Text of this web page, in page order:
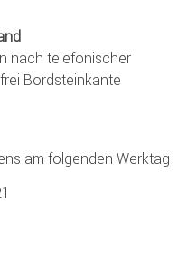
nach telefonischer
Bordsteinkante
am folgenden Werktag